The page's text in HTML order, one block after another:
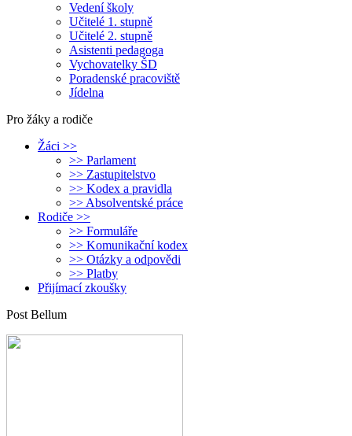
Vedení školy
Učitelé 1. stupně
Učitelé 2. stupně
Asistenti pedagoga
Vychovatelky ŠD
Poradenské pracoviště
Jídelna
Pro žáky a rodiče
Žáci >>
>> Parlament
>> Zastupitelstvo
>> Kodex a pravidla
>> Absolventské práce
Rodiče >>
>> Formuláře
>> Komunikační kodex
>> Otázky a odpovědi
>> Platby
Přijímací zkoušky
Post Bellum